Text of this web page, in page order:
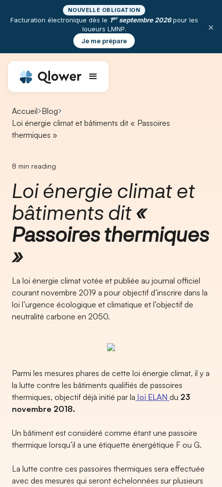
NOUVELLE OBLIGATION
Facturation électronique dès le 1erseptembre 2026pour les
loueurs LMNP.
Je me prépare
×
Accueil Blog
Loi énergie climat et bâtiments dit « Passoires
thermiques »
8 min reading
Loi énergie climat et
bâtiments dit«
Passoires thermiques
»
La loi énergie climat votée et publiée au journal officiel
courant novembre 2019 a pour objectif d’inscrire dans la
loi l’urgence écologique et climatique et l’objectif de
neutralité carbone en 2050.
Parmi les mesures phares de cette loi énergie climat, il y a
la lutte contre les bâtiments qualifiés de passoires
thermiques, objectif déjà initié par la loi ELAN du 23
novembre 2018.
Un bâtiment est considéré comme étant une passoire
thermique lorsqu’il a une étiquette énergétique F ou G.
La lutte contre ces passoires thermiques sera effectuée
avec des mesures qui seront échelonnées sur plusieurs